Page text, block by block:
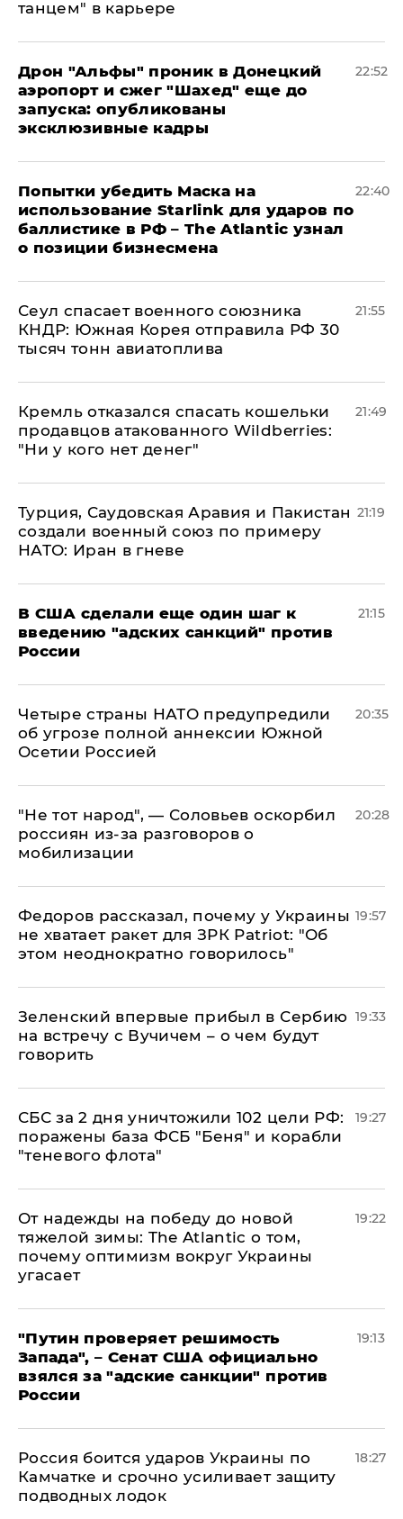
танцем" в карьере
Дрон "Альфы" проник в Донецкий
аэропорт и сжег "Шахед" еще до
запуска: опубликованы
эксклюзивные кадры
22:52
Попытки убедить Маска на
использование Starlink для ударов по
баллистике в РФ – The Atlantic узнал
о позиции бизнесмена
22:40
​Сеул спасает военного союзника
КНДР: Южная Корея отправила РФ 30
тысяч тонн авиатоплива
21:55
Кремль отказался спасать кошельки
продавцов атакованного Wildberries:
"Ни у кого нет денег"
21:49
Турция, Саудовская Аравия и Пакистан
создали военный союз по примеру
НАТО: Иран в гневе
21:19
В США сделали еще один шаг к
введению "адских санкций" против
России
21:15
Четыре страны НАТО предупредили
об угрозе полной аннексии Южной
Осетии Россией
20:35
​"Не тот народ", — Соловьев оскорбил
россиян из-за разговоров о
мобилизации
20:28
Федоров рассказал, почему у Украины
не хватает ракет для ЗРК Patriot: "Об
этом неоднократно говорилось"
19:57
Зеленский впервые прибыл в Сербию
на встречу с Вучичем – о чем будут
говорить
19:33
СБС за 2 дня уничтожили 102 цели РФ:
поражены база ФСБ "Беня" и корабли
"теневого флота"
19:27
От надежды на победу до новой
тяжелой зимы: The Atlantic о том,
почему оптимизм вокруг Украины
угасает
19:22
"Путин проверяет решимость
Запада", – Сенат США официально
взялся за "адские санкции" против
России
19:13
Россия боится ударов Украины по
Камчатке и срочно усиливает защиту
подводных лодок
18:27